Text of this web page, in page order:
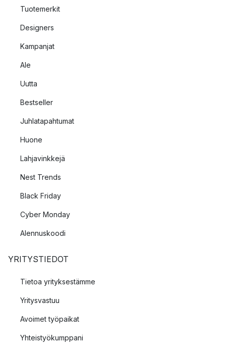
Tuotemerkit
Designers
Kampanjat
Ale
Uutta
Bestseller
Juhlatapahtumat
Huone
Lahjavinkkejä
Nest Trends
Black Friday
Cyber Monday
Alennuskoodi
YRITYSTIEDOT
Tietoa yrityksestämme
Yritysvastuu
Avoimet työpaikat
Yhteistyökumppani